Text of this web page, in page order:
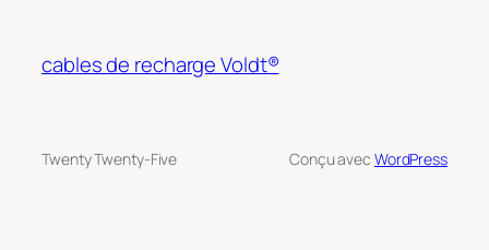
cables de recharge Voldt®
Twenty Twenty-Five Conçu avec WordPress